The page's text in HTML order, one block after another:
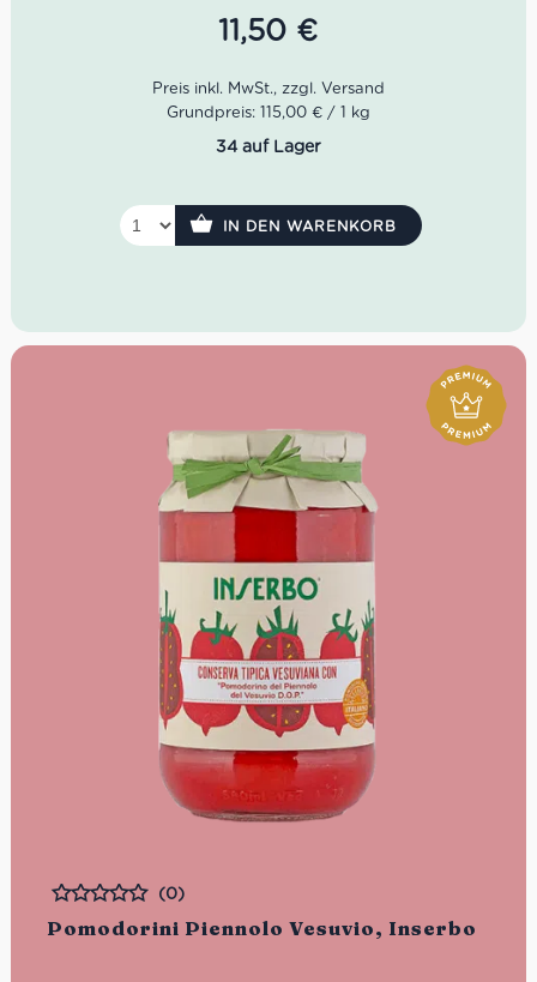
anderen Gewürzen. Da es sich um eine sehr
schmackhafte und salzige Soße handelt, empfiehlt es
oder zusätzliche Gewürze zu den Gerichten zu
11,50 €
Grundpreis: 115,00 € / 1 kg
34 auf Lager
IN DEN WARENKORB
Pomodorini Piennolo Vesuvio, Inserbo
Bewertet
(0)